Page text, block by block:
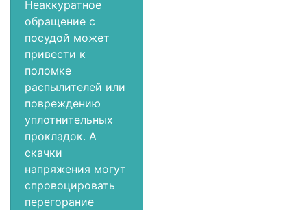
Неаккуратное
обращение с
посудой может
привести к
поломке
распылителей или
повреждению
уплотнительных
прокладок. А
скачки
напряжения могут
спровоцировать
перегорание